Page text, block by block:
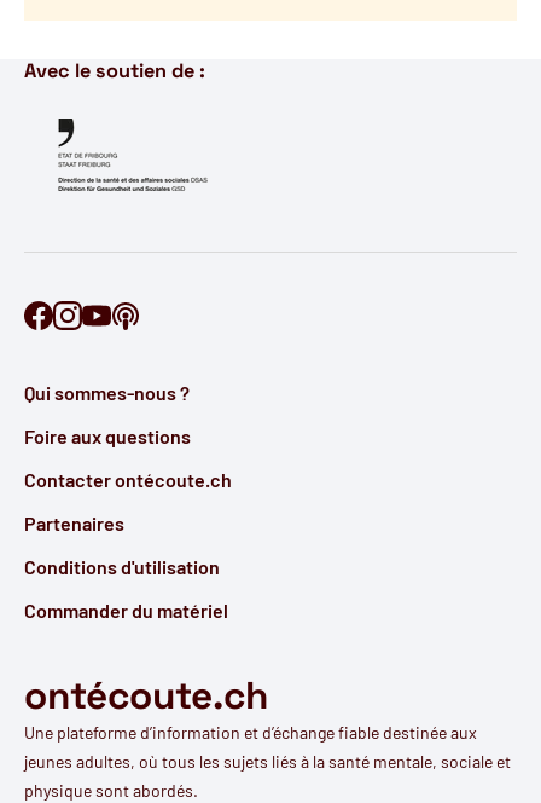
Avec le soutien de :
Retrouve Ontécoute sur Facebook
Retrouve Ontécoute sur Instagram
Retrouve Ontécoute sur YouTube
Qui sommes-nous ?
Foire aux questions
Contacter ontécoute.ch
Partenaires
Conditions d'utilisation
Commander du matériel
ontécoute.ch
Une plateforme d’information et d’échange fiable destinée aux
jeunes adultes, où tous les sujets liés à la santé mentale, sociale et
physique sont abordés.